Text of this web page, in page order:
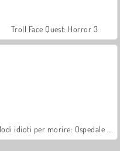
Troll Face Quest: Horror 3